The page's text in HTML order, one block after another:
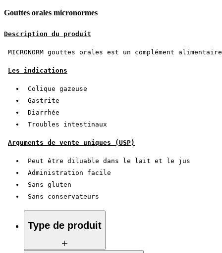
Gouttes orales micronormes
Description du produit
MICRONORM gouttes orales est un complément
Les indications
Colique gazeuse
Gastrite
Diarrhée
Troubles intestinaux
Arguments de vente uniques (USP)
Peut être diluable dans le lait et le jus
Administration facile
Sans gluten
Sans conservateurs
Type de produit